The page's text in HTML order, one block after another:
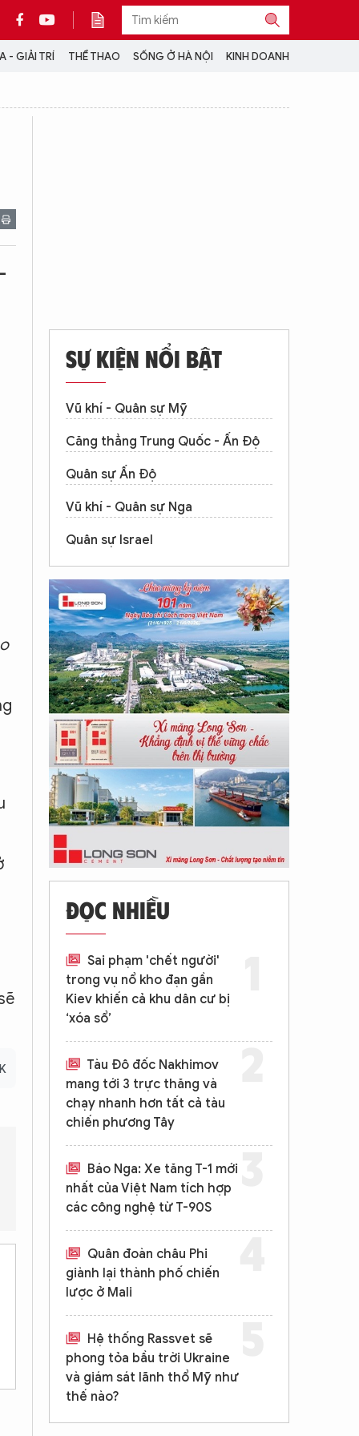
- GIẢI TRÍ THỂ THAO SỐNG Ở HÀ NỘI KINH DOANH
tính ở đâu? Điều kiện mưa ảnh hưởng thế nào?
SỰ KIỆN NỔI BẬT
Vũ khí - Quân sự Mỹ
Căng thẳng Trung Quốc - Ấn Độ
Quân sự Ấn Độ
Vũ khí - Quân sự Nga
Quân sự Israel
ĐỌC NHIỀU
Sai phạm 'chết người'
trong vụ nổ kho đạn gần
Kiev khiến cả khu dân cư bị
‘xóa sổ’
Tàu Đô đốc Nakhimov
mang tới 3 trực thăng và
chạy nhanh hơn tất cả tàu
chiến phương Tây
Báo Nga: Xe tăng T-1 mới
nhất của Việt Nam tích hợp
các công nghệ từ T-90S
Quân đoàn châu Phi
giành lại thành phố chiến
lược ở Mali
Hệ thống Rassvet sẽ
phong tỏa bầu trời Ukraine
và giám sát lãnh thổ Mỹ như
thế nào?